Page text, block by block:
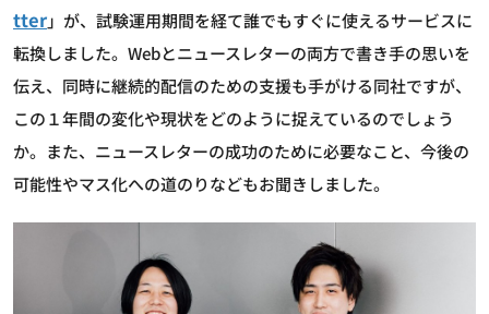
tter」が、試験運用期間を経て誰でもすぐに使えるサービスに
転換しました。Webとニュースレターの両方で書き手の思いを
伝え、同時に継続的配信のための支援も手がける同社ですが、
この１年間の変化や現状をどのように捉えているのでしょう
か。また、ニュースレターの成功のために必要なこと、今後の
可能性やマス化への道のりなどもお聞きしました。